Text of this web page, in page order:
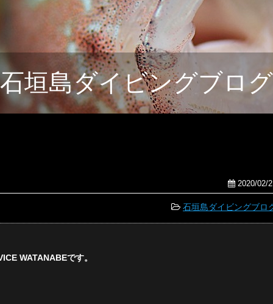
石垣島ダイビングブログ
2020/02/
石垣島ダイビングブロ
WATANABEです。